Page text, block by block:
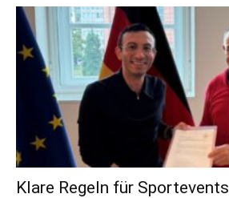
Klare Regeln für Sportevents